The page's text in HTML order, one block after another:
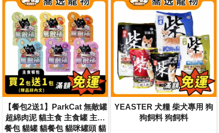
【餐包2送1】ParkCat 無敵罐
超綿肉泥 貓主食 主食罐 主食
餐包 貓罐 貓餐包 貓咪罐頭 貓
YEASTER 犬糧 柴犬專用 狗
狗飼料 狗飼料